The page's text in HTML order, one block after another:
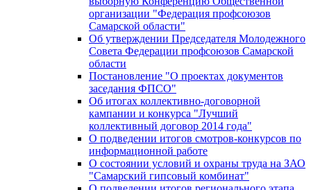
организации "Федерация профсоюзов
Самарской области"
Об утверждении Председателя Молодежного
Совета Федерации профсоюзов Самарской
области
Постановление "О проектах документов
заседания ФПСО"
Об итогах коллективно-договорной
кампании и конкурса "Лучший
коллективный договор 2014 года"
О подведении итогов смотров-конкурсов по
информационной работе
О состоянии условий и охраны труда на ЗАО
"Самарский гипсовый комбинат"